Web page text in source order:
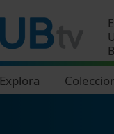
Explora